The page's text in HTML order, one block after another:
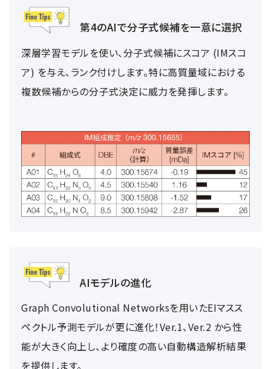
第4のAIで分子式候補を一意に選択
深層学習モデルを使い、分子式候補にスコア (IMスコ
ア) を与え、ランク付けします。特に高質量域における
複数候補からの分子式決定に威力を発揮します。
AIモデルの進化
Graph Convolutional Networksを用いたEIマスス
ペクトル予測モデルが更に進化！Ver.1、Ver.2 から性
能が大きく向上し、より確度の高い自動構造解析結果
を提供します。